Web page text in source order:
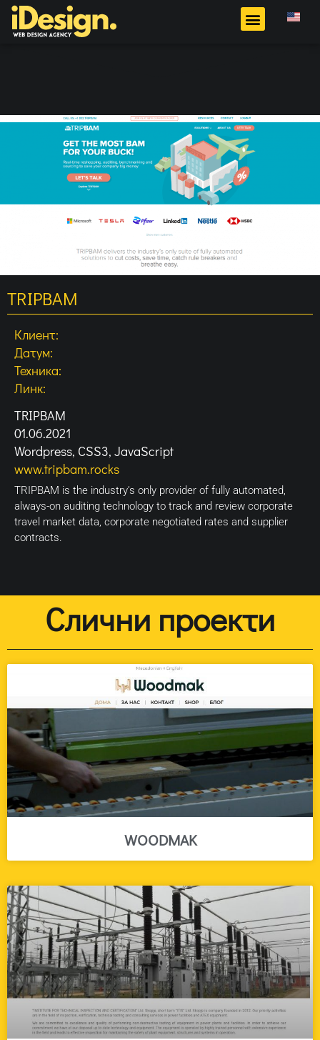
TRIPBAM
Клиент:
Датум:
Техника:
Линк:
TRIPBAM
01.06.2021
Wordpress, CSS3, JavaScript
www.tripbam.rocks
TRIPBAM is the industry’s only provider of fully automated,
always-on auditing technology to track and review corporate
travel market data, corporate negotiated rates and supplier
contracts.
Слични проекти
WOODMAK